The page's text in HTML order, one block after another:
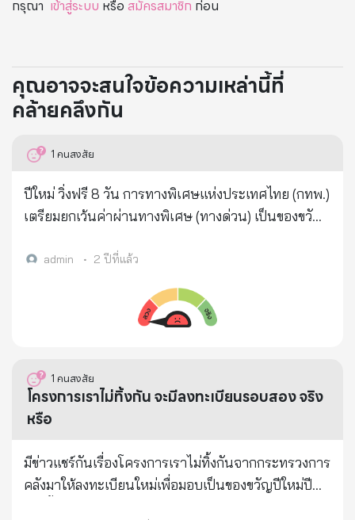
กรุณา เข้าสู่ระบบ หรือ สมัครสมาชิก ก่อน
คุณอาจจะสนใจข้อความเหล่านี้ที่
คล้ายคลึงกัน
1 คนสงสัย
ปีใหม่ วิ่งฟรี 8 วัน การทางพิเศษแห่งประเทศไทย (กทพ.)
เตรียมยกเว้นค่าผ่านทางพิเศษ (ทางด่วน) เป็นของขวัญ
จ่ายการเดินทางประชาชน จำนวน 2 สายทาง รวม 50
ด่าน ทางพิเศษกาญจนาภิเษก (สายบางพลี-สุขสวัสดิ์) 30
ด่าน ตั้งแต่เวลา 00.01 น. วันที่ 26 ธ.ค. 67 ถึงเวลา
พิเศษเฉลิมมหานคร (ทางด่วนขั้นที่ 1) 19 ด่านทางพิเศษ
ศรีรัช (ทางด่วนขั้นที่ 2) 31 ด่าน และทางพิเศษอุดรรัถยา
(ทางด่วนบางปะอิน-ปากเกร็ด) 10 ด่าน รวม 60 ด่าน ใน
เวลา 24.00 น.
admin • 2 ปีที่แล้ว
1 คนสงสัย
โครงการเราไม่ทิ้งกัน จะมีลงทะเบียนรอบสอง จริง
หรือ
มีข่าวแชร์กันเรื่องโครงการเราไม่ทิ้งกันจากกระทรวงการ
คลังมาให้ลงทะเบียนใหม่เพื่อมอบเป็นของขวัญปีใหม่ปี